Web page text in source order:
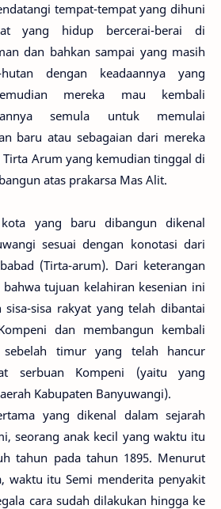
tempat-tempat yang dihuni
yang hidup bercerai-berai di
dan bahkan sampai yang masih
dengan keadaannya yang
mereka mau kembali
semula untuk memulai
baru atau sebagaian dari mereka
Arum yang kemudian tinggal di
atas prakarsa Mas Alit.
yang baru dibangun dikenal
sesuai dengan konotasi dari
(Tirta-arum). Dari keterangan
tujuan kelahiran kesenian ini
sisa-sisa rakyat yang telah dibantai
dan membangun kembali
sebelah timur yang telah hancur
serbuan Kompeni (yaitu yang
Kabupaten Banyuwangi).
yang dikenal dalam sejarah
seorang anak kecil yang waktu itu
tahun pada tahun 1895. Menurut
waktu itu Semi menderita penyakit
cara sudah dilakukan hingga ke